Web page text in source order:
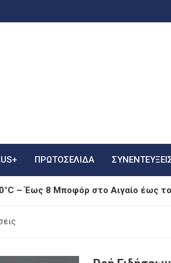
ΠΡΩΤΟΣΈΛΙΔΑ
– Έως 8 Μποφόρ στο Αιγαίο έως
στα 76 του – «Είναι μια μορφή